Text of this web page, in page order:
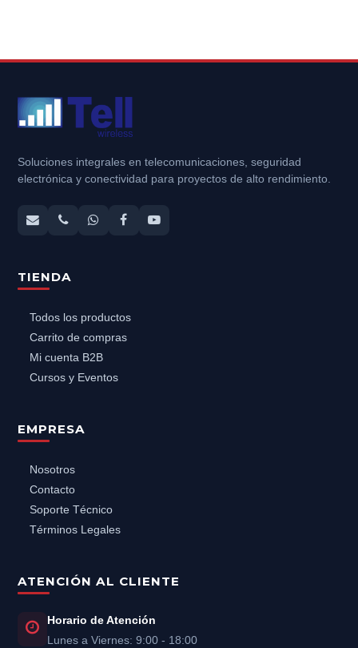
Soluciones integrales en telecomunicaciones, seguridad
electrónica y conectividad para proyectos de alto rendimiento.
TIENDA
Todos los productos
Carrito de compras
Mi cuenta B2B
Cursos y Eventos
EMPRESA
Nosotros
Contacto
Soporte Técnico
Términos Legales
ATENCIÓN AL CLIENTE
Horario de Atención
Lunes a Viernes: 9:00 - 18:00